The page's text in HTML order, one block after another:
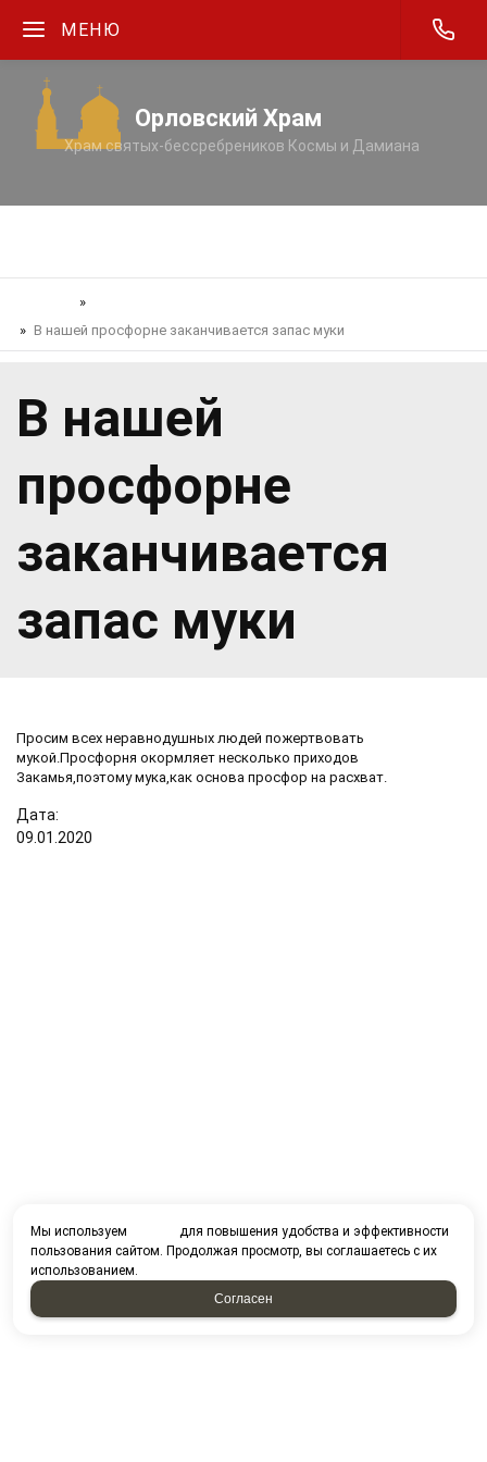
МЕНЮ
Орловский Храм
Храм святых-бессребреников Космы и Дамиана
В нашей просфорне заканчивается запас муки
В нашей
просфорне
заканчивается
запас муки
Просим всех неравнодушных людей пожертвовать
мукой.Просфорня окормляет несколько приходов
Закамья,поэтому мука,как основа просфор на расхват.
Дата:
09 01 2020
Мы используем
для повышения удобства и эффективности
пользования сайтом. Продолжая просмотр, вы соглашаетесь с их
использованием.
Согласен